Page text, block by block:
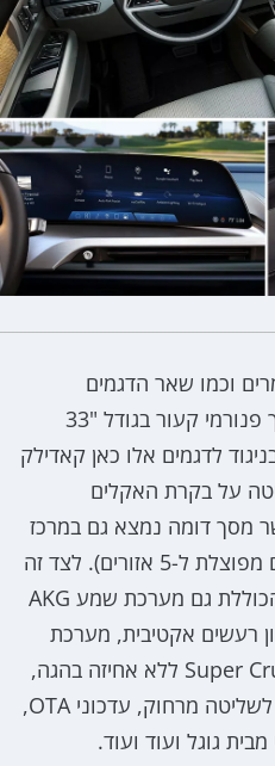
וכמו שאר הדגמים
החשמליים גם כאן נמצא מסך פנורמי קעור בגודל "33
לדגמים אלו כאן קאדילק
על בקרת האקלים
מסך דומה נמצא גם במרכז
השורה השנייה (בקרת אקלים מפוצלת ל-5 אזורים). לצד זה
נמצא רשימת אבזור עשירה הכוללת גם מערכת שמע AKG
רעשים אקטיבית, מערכת
ראיית לילה, בקרת שיוט Super Cruise ללא אחיזה בהגה,
חלון פנורמי ענק, אפליקציה לשליטה מרחוק, עדכוני OTA,
גוגל ועוד ועוד.